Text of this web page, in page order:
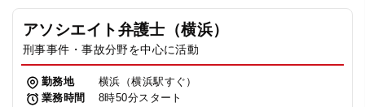
アソシエイト弁護士（横浜）
刑事事件・事故分野を中心に活動
勤務地
横浜（横浜駅すぐ）
業務時間
8時50分スタート